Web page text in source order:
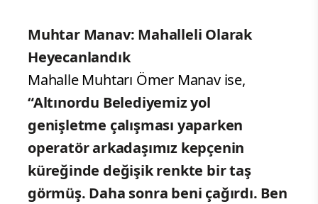
Muhtar Manav: Mahalleli Olarak
Heyecanlandık
Mahalle Muhtarı Ömer Manav ise,
“Altınordu Belediyemiz yol
genişletme çalışması yaparken
operatör arkadaşımız kepçenin
küreğinde değişik renkte bir taş
görmüş. Daha sonra beni çağırdı. Ben